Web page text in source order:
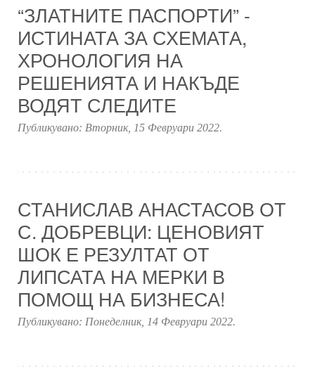
“ЗЛАТНИТЕ ПАСПОРТИ” -
ИСТИНАТА ЗА СХЕМАТА,
ХРОНОЛОГИЯ НА
РЕШЕНИЯТА И НАКЪДЕ
ВОДЯТ СЛЕДИТЕ
Публикувано: Вторник, 15 Февруари 2022.
СТАНИСЛАВ АНАСТАСОВ ОТ
С. ДОБРЕВЦИ: ЦЕНОВИЯТ
ШОК Е РЕЗУЛТАТ ОТ
ЛИПСАТА НА МЕРКИ В
ПОМОЩ НА БИЗНЕСА!
Публикувано: Понеделник, 14 Февруари 2022.